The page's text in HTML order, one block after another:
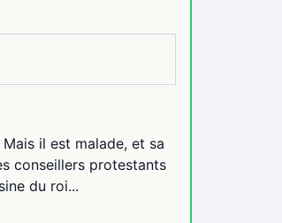
il est malade, et sa
conseillers protestants
du roi...